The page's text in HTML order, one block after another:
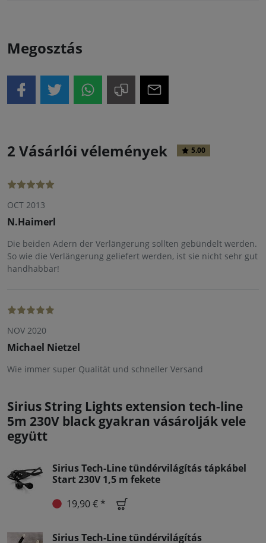
Megosztás
2 Vásárlói vélemények 5.00
OCT 2013
N.Haimerl
Die beiden Adern der Verlängerung sollten gebündelt werden.
So wie die Verlängerung geliefert werden, ist sie nicht sehr gut
handhabbar!
NOV 2020
Michael Nietzel
Wie immer super Qualität und schneller Versand
Sirius String Lights extension tech-line
5m 230V black gyakran vásárolják vele
együtt
Sirius Tech-Line tündérvilágítás tápkábel
Start 230V 1,5 m fekete
19,90 € *
Sirius Tech-Line tündérvilágítás